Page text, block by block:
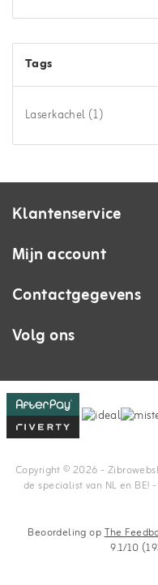
Tags
Laserkachel (1)
Klantenservice
Mijn account
Contactgegevens
Volg ons
Copyright © 2026 -
de specialist van NL en
Beoordeling opThe
9.1/10